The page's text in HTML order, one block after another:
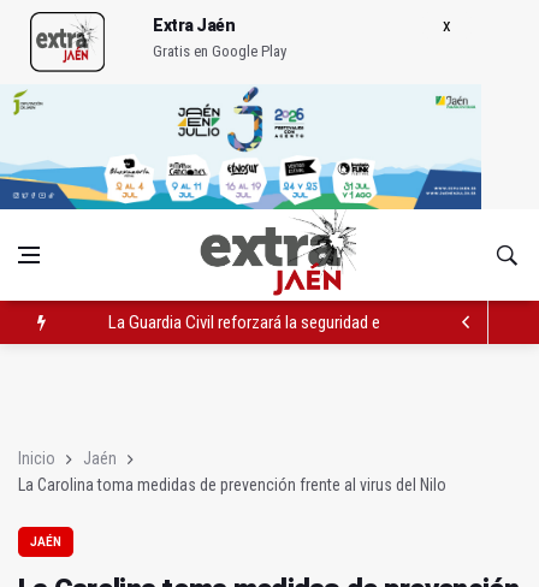
Extra Jaén
Gratis en Google Play
La Guardia Civil reforzará la seguridad el 12 de agosto por el
Inicio
Jaén
La Carolina toma medidas de prevención frente al virus del Nilo
JAÉN